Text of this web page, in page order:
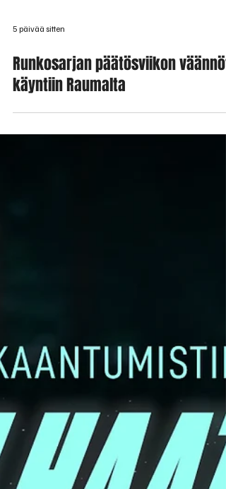
5 päivää sitten
Runkosarjan päätösviikon väännöt